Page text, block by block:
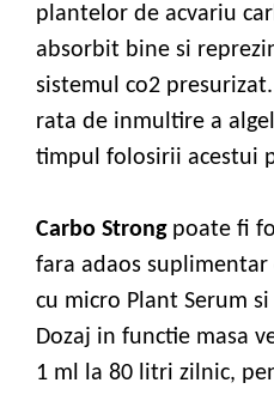
plantelor de acvariu
absorbit bine si
sistemul co2
rata de inmultire a
timpul folosirii acestui
Carbo Strongpoate fi
fara adaos suplimentar
cu micro Plant Serum
Dozaj in functie masa
1 ml la 80 litri zilnic,